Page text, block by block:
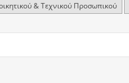
& Τεχνικού Προσωπικού